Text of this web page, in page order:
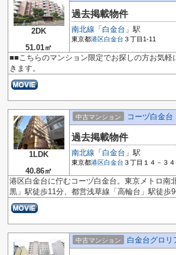
2DK
51.01㎡
過去掲載物件
南北線 「 白金台 」駅
東京都港区白金台 ３丁目1-11
■■こちらのマンション限定でお探しの方お気
きます。
1LDK
40.86㎡
中古マンション コーヅ白金台
過去掲載物件
南北線 「 白金台 」駅
東京都港区白金台 ３丁目１４－３４
港区白金台に佇むコーヅ白金台。東京メトロ南
黒」駅徒歩11分、都営浅草線「高輪台」駅徒歩
中古マンション 白金台グロリ